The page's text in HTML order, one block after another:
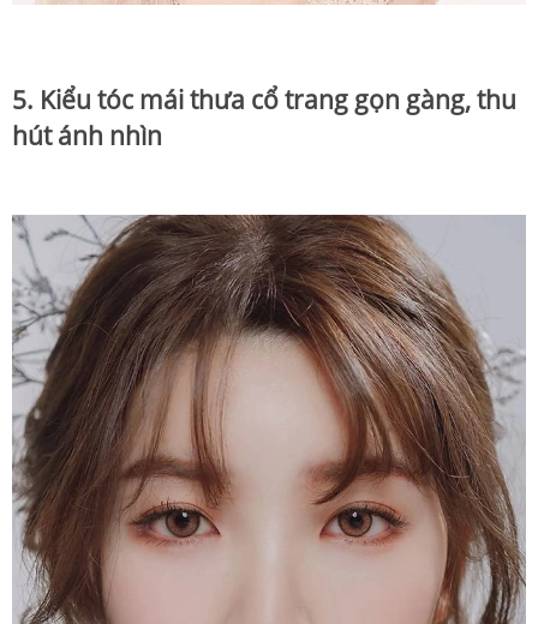
5. Kiểu tóc mái thưa cổ trang gọn gàng, thu
hút ánh nhìn